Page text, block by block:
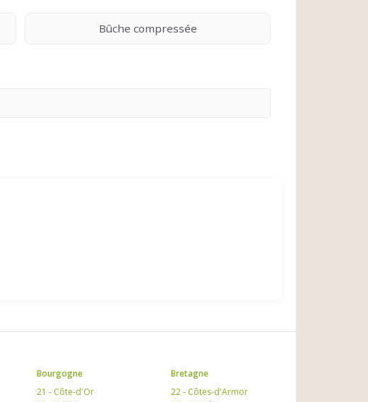
Bûche compressée
Bourgogne
21 - Côte-d'Or
Bretagne
22 - Côtes-d'Armor